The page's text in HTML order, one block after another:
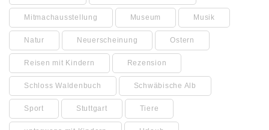
Mitmachausstellung Museum Musik
Natur Neuerscheinung Ostern
Reisen mit Kindern Rezension
Schloss Waldenbuch Schwäbische Alb
Sport Stuttgart Tiere